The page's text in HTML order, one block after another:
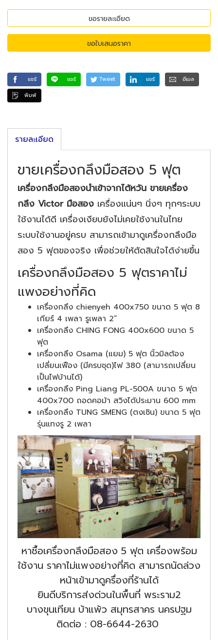
ขอรายละเอียด
ขอใบเสนอราคา
แชร์ แชร์ Tweet แชร์
อีเมล
พิมพ์
รายละเอียด
ขายเครื่องกลึงมือสอง 5 ฟุต
เครื่องกลึงมือสองนำเข้าจากไต้หวัน ขายเครื่อง
กลึง Victor มือสอง เครื่องแน่นๆ นิ่งๆ ทุกๆระบบ
ใช้งานได้ดี เครื่องเงียบยังไม่เคยใช้งานในไทย
ระบบใช้งานอยู่ครบ สามารถเข้ามาดูเครื่องกลึงมือ
สอง 5 ฟุตของจริง เพื่อช่วยให้ตัดสินใจได้ง่ายขึ้น
เครื่องกลึงมือสอง 5 ฟุตราคาไม่
แพงอย่างที่คิด
เครื่องกลึง chienyeh 400x750 ขนาด 5 ฟุต 8
เกียร์ 4 เพลา รูเพลา 2”
เครื่องกลึง CHING FONG 400x600 ขนาด 5
ฟุต
เครื่องกลึง Osama (แยม) 5 ฟุต นิ้วมิลต้อง
เปลี่ยนเฟือง (มีครบชุด)ไฟ 380 (สามารถเปลี่ยน
เป็นไฟบ้านได้)
เครื่องกลึง Ping Liang PL-500A ขนาด 5 ฟุต
400x700 ถอดคอม้า สวิงได้ประมาน 600 mm
เครื่องกลึง TUNG SMENG (ตงเซิน) ขนาด 5 ฟุต
รุ่นแทงรู 2 เพลา
หาซื้อเครื่องกลึงมือสอง 5 ฟุต เครื่องพร้อม
ใช้งาน ราคาไม่แพงอย่างที่คิด สามารถนัดล่วง
หน้าเข้ามาดูครื่องที่ร้านได้
ยินดีบริการส่งด่วนในพื้นที่ พระราม2
บางขุนเทียน บ้าแพ้ว สมุทรสาคร นครปฐม
ติดต่อ : 08-6644-2630